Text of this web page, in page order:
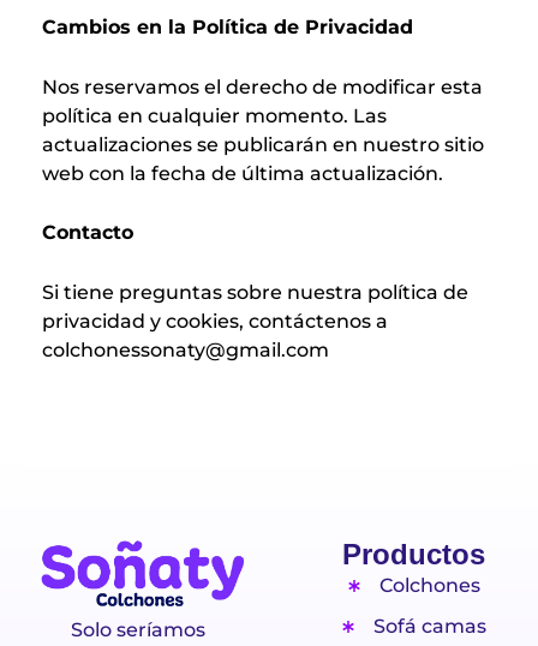
Cambios en la Política de Privacidad
Nos reservamos el derecho de modificar esta
política en cualquier momento. Las
actualizaciones se publicarán en nuestro sitio
web con la fecha de última actualización.
Contacto
Si tiene preguntas sobre nuestra política de
privacidad y cookies, contáctenos a
colchonessonaty@gmail.com
Solo seríamos
Productos
Colchones
Sofá camas